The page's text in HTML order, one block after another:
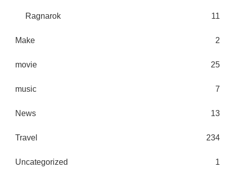
Ragnarok 11
Make 2
movie 25
music 7
News 13
Travel 234
Uncategorized 1